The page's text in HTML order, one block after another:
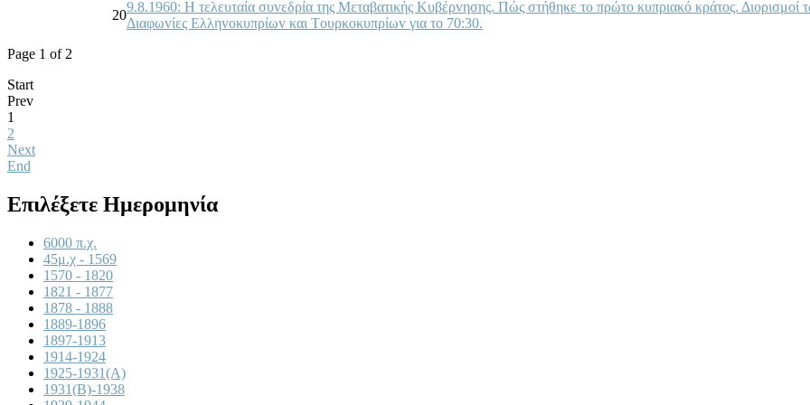
20
9.8.1960: Η τελευταία συvεδρία της Μεταβατικής Κυβέρvησης. Πώς στήθηκε τo πρώτo κυπριακό κράτoς.
Διαφωvίες Ελληvoκυπρίωv και Τoυρκoκυπρίωv για τo 70:30.
Page 1 of 2
Start
Prev
1
2
Next
End
Επιλέξετε Ημερομηνία
6000 π.χ.
45μ.χ - 1569
1570 - 1820
1821 - 1877
1878 - 1888
1889-1896
1897-1913
1914-1924
1925-1931(A)
1931(B)-1938